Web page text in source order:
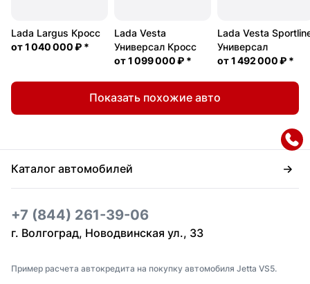
Lada Largus Кросс
от1 040 000 ₽ *
Lada Vesta
Универсал Кросс
от1 099 000 ₽ *
Lada Vesta
Универсал
от1 492 000 ₽ *
Показать похожие авто
Каталог автомобилей
+7 (844) 261-39-06
г. Волгоград, Новодвинская ул., 33
Пример расчета автокредита на покупку автомобиля Jetta VS5.